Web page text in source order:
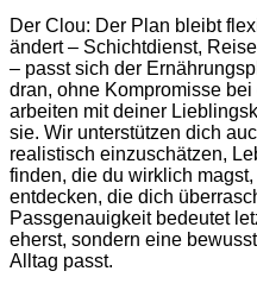
Der Clou: Der Plan bleibt
ändert – Schichtdienst,
– passt sich der
dran, ohne Kompromisse
arbeiten mit deiner
sie. Wir unterstützen dich
realistisch einzuschätzen,
finden, die du wirklich
entdecken, die dich
Passgenauigkeit bedeutet
eherst, sondern eine
Alltag passt.